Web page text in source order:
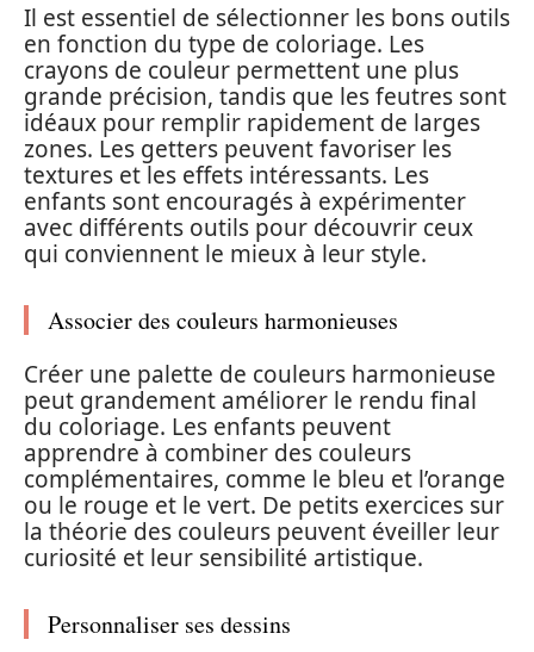
Il est essentiel de sélectionner les bons outils
en fonction du type de coloriage. Les
crayons de couleur permettent une plus
grande précision, tandis que les feutres sont
idéaux pour remplir rapidement de larges
zones. Les getters peuvent favoriser les
textures et les effets intéressants. Les
enfants sont encouragés à expérimenter
avec différents outils pour découvrir ceux
qui conviennent le mieux à leur style.
Associer des couleurs harmonieuses
Créer une palette de couleurs harmonieuse
peut grandement améliorer le rendu final
du coloriage. Les enfants peuvent
apprendre à combiner des couleurs
complémentaires, comme le bleu et l’orange
ou le rouge et le vert. De petits exercices sur
la théorie des couleurs peuvent éveiller leur
curiosité et leur sensibilité artistique.
Personnaliser ses dessins